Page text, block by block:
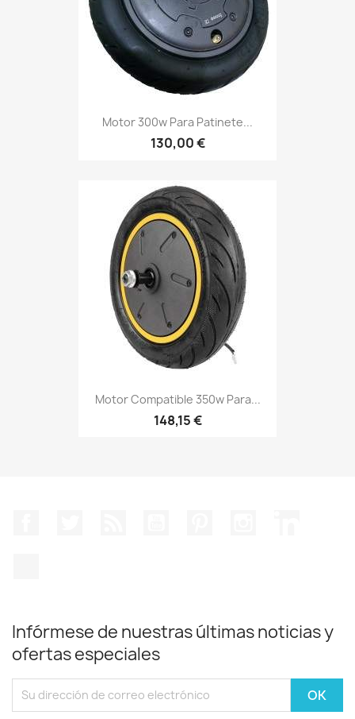
Motor 300w Para Patinete...
130,00 €
Motor Compatible 350w Para...
148,15 €
Infórmese de nuestras últimas noticias y
ofertas especiales